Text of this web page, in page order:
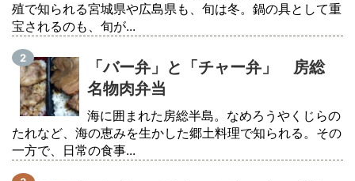
殖で知られる宮城県や広島県も、旬は冬。鍋の具として重
宝されるのも、旬が...
「バー弁」と「チャー弁」 房総
名物肉弁当
海に囲まれた房総半島。なめろうやくじらの
たれなど、海の恵みを生かした郷土料理で知られる。その
一方で、日常の食事...